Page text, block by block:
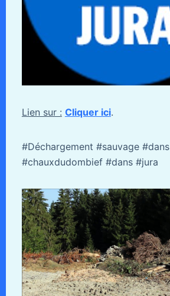
Lien sur : Cliquer ici.
#Déchargement #sauvage #dans
#chauxdudombief #dans #jura